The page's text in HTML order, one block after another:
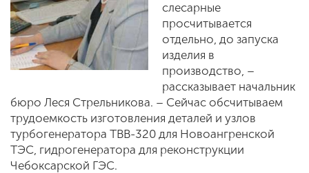
слесарные
просчитывается
отдельно, до запуска
изделия в
производство, –
рассказывает начальник
бюро Леся Стрельникова. – Сейчас обсчитываем
трудоемкость изготовления деталей и узлов
турбогенератора ТВВ-320 для Новоангренской
ТЭС, гидрогенератора для реконструкции
Чебоксарской ГЭС.